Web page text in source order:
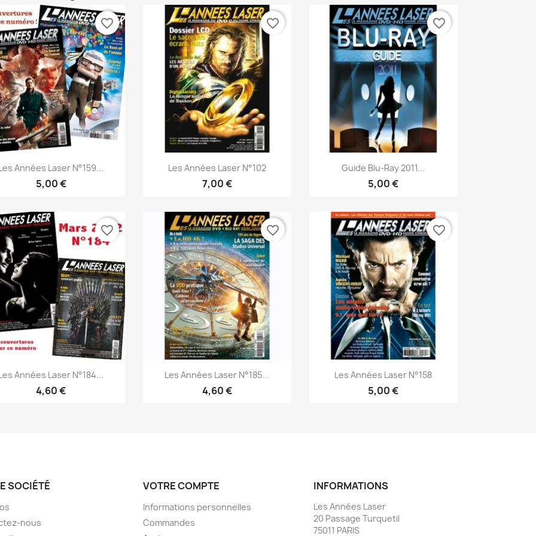
Aperçu rapide
Années Laser N°159...
5,00 €
favorite_border
Aperçu rapide
Les Années Laser N°102
7,00 €
favorite_border
Aperçu rapide
Guide Blu-Ray 2011...
5,00 €
favorite_border
Aperçu rapide
Années Laser N°184...
4,60 €
favorite_border
Aperçu rapide
Les Années Laser N°185...
4,60 €
favorite_border
Aperçu rapide
Les Années Laser N°158
5,00 €
favorite_border
SOCIÉTÉ
nous
VOTRE COMPTE
Informations personnelles
Commandes
INFORMATIONS
Les Années Laser
20 Passage Turquetil
75011 PARIS